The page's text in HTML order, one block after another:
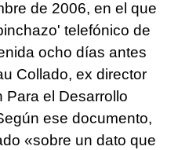
de 2006, en el que
telefónico de
ocho días antes
Collado, ex director
Para el Desarrollo
ese documento,
«sobre un dato que